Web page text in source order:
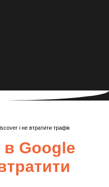
і не втратити трафік
в Google